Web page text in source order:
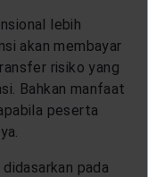
lebih
akan membayar
risiko yang
Bahkan manfaat
peserta
pada